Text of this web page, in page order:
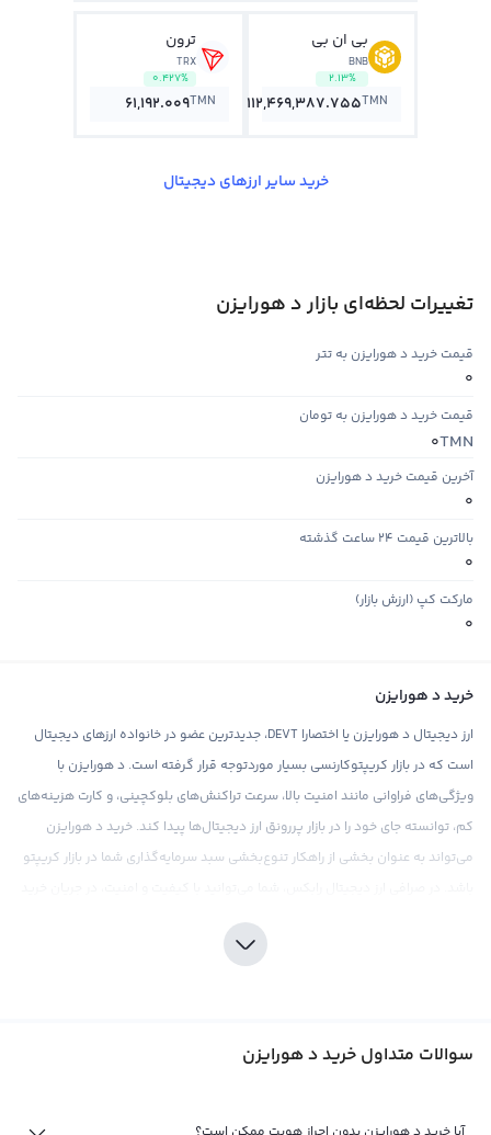
بی ان بی
BNB
2.13%
112,469,387.755TMN
ترون
TRX
0.427%
61,192.009TMN
خرید سایر ارزهای دیجیتال
تغییرات لحظه‌ای بازار د هورایزن
قیمت خرید د هورایزن به تتر
0
قیمت خرید د هورایزن به تومان
TMN
0
آخرین قیمت خرید د هورایزن
0
بالاترین قیمت ۲۴ ساعت گذشته
0
مارکت کپ (ارزش بازار)
0
خرید د هورایزن
ارز دیجیتال د هورایزن یا اختصارا DEVT، جدیدترین عضو در خانواده ارزهای دیجیتال
است که در بازار کریپتوکارنسی بسیار موردتوجه قرار گرفته است. د هورایزن با
ویژگی‌های فراوانی مانند امنیت بالا، سرعت تراکنش‌های بلوکچینی، و کارت هزینه‌های
کم، توانسته جای خود را در بازار پررونق ارز دیجیتال‌ها پیدا کند. خرید د هورایزن
می‌تواند به عنوان بخشی از راهکار تنوع‌بخشی سبد سرمایه‌گذاری شما در بازار کریپتو
و فروش د هورایزن قرار بگیرید. تیم رابکس با ارائه قیمت‌های رقابتی و کارمزد
مناسب، تجربه خریدی مطلوب را برای شما فراهم می‌سازد.
این راستا، رابکس با ارائه ابزارهای تحلیلی و اطلاعات مهم درباره د هورایزن، به شما در
سوالات متداول خرید د هورایزن